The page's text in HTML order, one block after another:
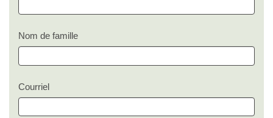
Nom de famille
Courriel